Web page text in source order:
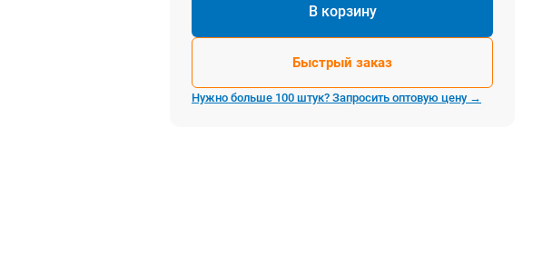
В корзину
Быстрый заказ
Нужно больше 100 штук? Запросить оптовую цену →